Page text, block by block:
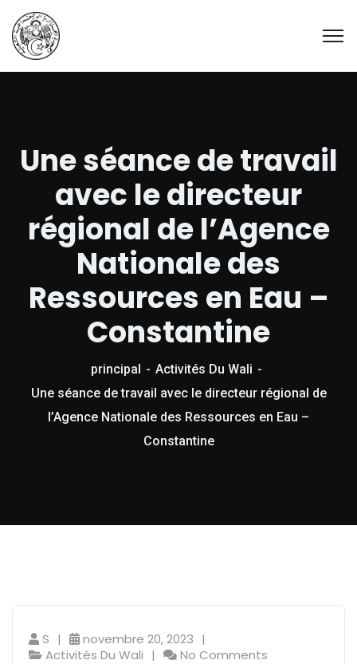
Une séance de travail
avec le directeur
régional de l’Agence
Nationale des
Ressources en Eau –
Constantine
principal
Activités Du Wali
Une séance de travail avec le directeur régional de
l’Agence Nationale des Ressources en Eau –
Constantine
S
novembre 20, 2023
Activités Du Wali
No Comments